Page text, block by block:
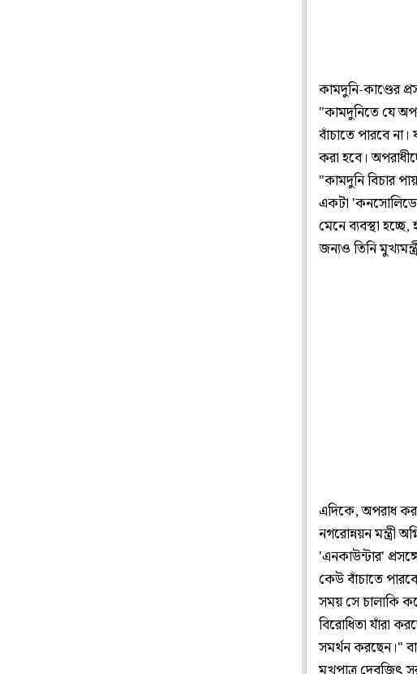
কামদুনি-কাণ্ডের
"কামদুনিতে যে
বাঁচাতে পারবে
করা হবে।
"কামদুনি বিচার
একটা
মেনে ব্যবস্থা
জন্যও তিনি
এদিকে, অপরাধ
নগরোন্নয়ন মন্ত্রী
'এনকাউন্টার'
কেউ বাঁচাতে
সময় সে চালাকি
বিরোধিতা যাঁরা
সমর্থন করছেন।"